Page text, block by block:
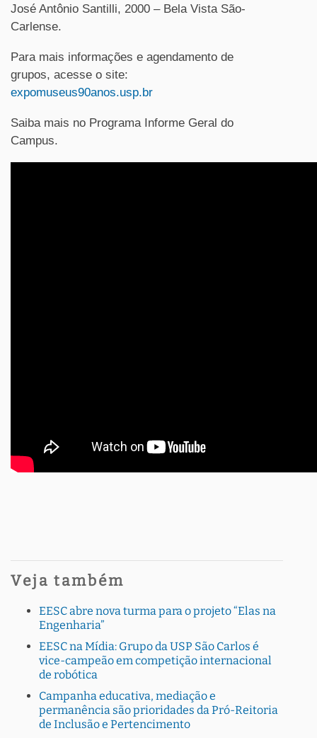
José Antônio Santilli, 2000 – Bela Vista São-
Carlense.
Para mais informações e agendamento de
grupos, acesse o site:
expomuseus90anos.usp.br
Saiba mais no Programa Informe Geral do
Campus.
Veja também
EESC abre nova turma para o projeto “Elas na
Engenharia”
EESC na Mídia: Grupo da USP São Carlos é
vice-campeão em competição internacional
de robótica
Campanha educativa, mediação e
permanência são prioridades da Pró-Reitoria
de Inclusão e Pertencimento